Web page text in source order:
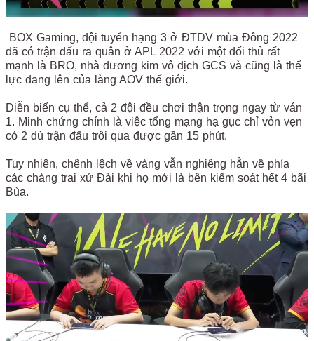
BOX Gaming, đội tuyển hạng 3 ở ĐTDV mùa Đông 2022
đã có trận đấu ra quân ở APL 2022 với một đối thủ rất
mạnh là BRO, nhà đương kim vô địch GCS và cũng là thế
lực đang lên của làng AOV thế giới.
Diễn biến cụ thể, cả 2 đội đều chơi thận trọng ngay từ ván
1. Minh chứng chính là việc tổng mạng hạ gục chỉ vỏn vẹn
có 2 dù trận đấu trôi qua được gần 15 phút.
Tuy nhiên, chênh lệch về vàng vẫn nghiêng hẳn về phía
các chàng trai xứ Đài khi họ mới là bên kiểm soát hết 4 bãi
Bùa.